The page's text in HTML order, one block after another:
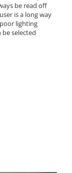
be read off
is a long way
lighting
selected